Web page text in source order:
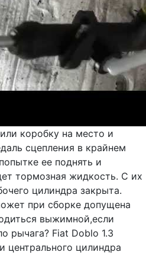
коробку на место и
сцепления в крайнем
ее поднять и
тормозная жидкость. С их
цилиндра закрыта.
при сборке допущена
выжимной,если
рычага? Fiat Doblo 1.3
центрального цилиндра